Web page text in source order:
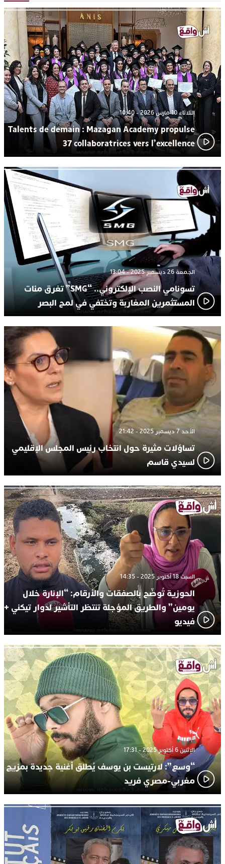
17:27 اتحاد المقاولات الإعلامية يقود قاطرة التكوين بالجديدة ويستضيف
الإعلامي سعيد بلفقير في دورة استثنائية
23:18ترسيخا لثقافة ترشيد الموارد المائية.. اختتام فعاليات النسخة الثانية
من “القرية الذكية للماء” بمركز الاصطياف ببوزنيقة
الثلاثاء 10 مارس 2026 - 10:40
Talents de demain : Mazagan Academy propulse
37 collaboratrices vers l’excellence
الجمعة 26 ديسمبر 2025 - 13:04
تسونامي النصب الإلكتروني.. “SMG” تغرق مئات
المستثمرين المغاربة وتختفي في لمح البصر
الأحد 7 ديسمبر 2025 - 21:42
تساؤلات مثيرة حول انتخاب رئيس المجلس الإقليمي
لسيدي قاسم
السبت 18 أكتوبر 2025 - 14:35
الحوزية تُوضّح بالصفقات والأرقام: “الإنارة خلال
يومين” والطريق المؤجلة تنتظر التأشير لدوار تيكني +
فيديو
الإثنين 6 أكتوبر 2025 - 17:31
“وسع”: لارتيست بن يوسف يُطلق أغنية جديدة بمزيج
مغربي-مصري فريد